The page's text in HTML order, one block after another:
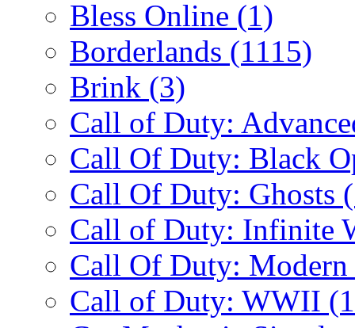
Bless Online (1)
Borderlands (1115)
Brink (3)
Call of Duty:
Call Of Duty: Black
Call Of Duty: Ghosts
Call of Duty: Infinite
Call Of Duty:
Call of Duty: WWII